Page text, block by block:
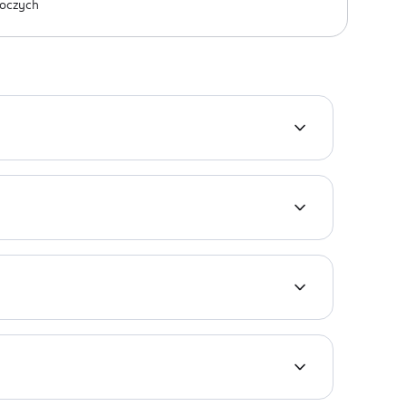
z myślą o najbardziej wymagających
deszczowa pogoda czy śmiech do łez!
i witaminę A. Za jej pomocą wykonasz
Contain: Mica, Ci 19140, Ci 42090, Ci 77163,